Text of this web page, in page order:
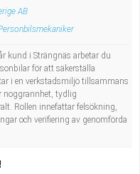
AB
kund i Strängnäs arbetar du
för att säkerställa
i en verkstadsmiljö tillsammans
noggrannhet, tydlig
Rollen innefattar felsökning,
och verifiering av genomförda